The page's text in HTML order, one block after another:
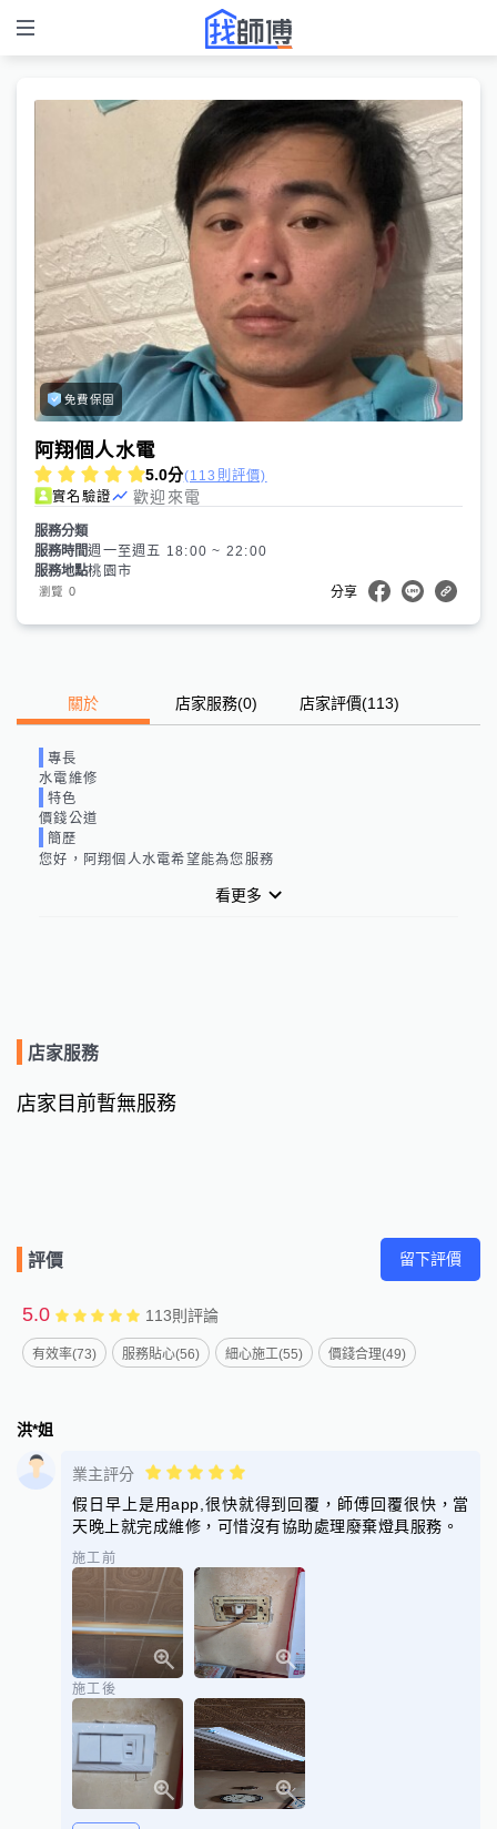
免費保固
阿翔個人水電
5.0分(113則評價)
實名驗證
歡迎來電
服務分類
服務時間週一至週五 18:00 ~ 22:00
服務地點桃園市
瀏覽 0 分享
關於 店家服務(0) 店家評價(113)
專長
水電維修
特色
價錢公道
簡歷
您好，阿翔個人水電希望能為您服務
看更多
店家服務
店家目前暫無服務
評價 留下評價
5.0 113則評論
有效率(73) 服務貼心(56) 細心施工(55) 價錢合理(49)
洪*姐
業主評分
假日早上是用app,很快就得到回覆，師傅回覆很快，當
天晚上就完成維修，可惜沒有協助處理廢棄燈具服務。
施工前
施工後